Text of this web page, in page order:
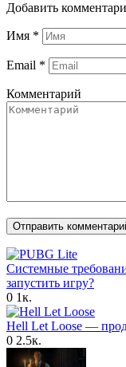
Добавить
Имя *
Email *
Комментарий
Системные
запустить игру?
0 1к.
Hell Let Loose —
0 2.5к.